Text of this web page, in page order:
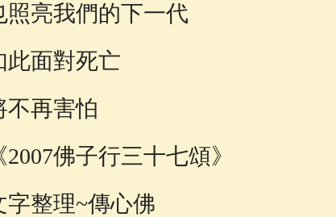
照亮我們的下一代
此面對死亡
不再害怕
2007佛子行三十七頌》
字整理~傳心佛